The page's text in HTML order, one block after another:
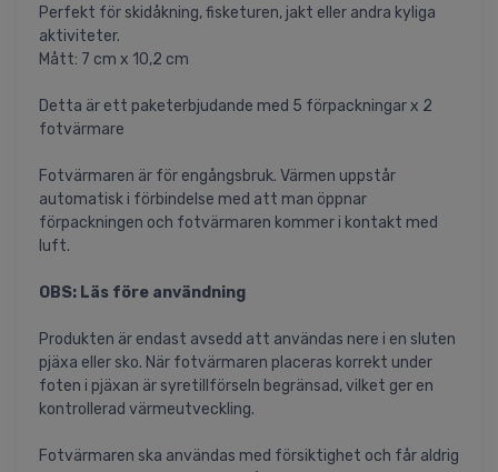
Perfekt för skidåkning, fisketuren, jakt eller andra kyliga
aktiviteter.
Mått: 7 cm x 10,2 cm
Detta är ett paketerbjudande med 5 förpackningar x 2
fotvärmare
Fotvärmaren är för engångsbruk. Värmen uppstår
automatisk i förbindelse med att man öppnar
förpackningen och fotvärmaren kommer i kontakt med
luft.
OBS: Läs före användning
Produkten är endast avsedd att användas nere i en sluten
pjäxa eller sko. När fotvärmaren placeras korrekt under
foten i pjäxan är syretillförseln begränsad, vilket ger en
kontrollerad värmeutveckling.
Fotvärmaren ska användas med försiktighet och får aldrig